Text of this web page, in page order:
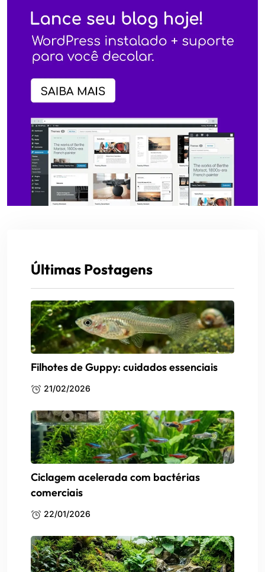
Últimas Postagens
Filhotes de Guppy: cuidados essenciais
21/02/2026
Ciclagem acelerada com bactérias
comerciais
22/01/2026